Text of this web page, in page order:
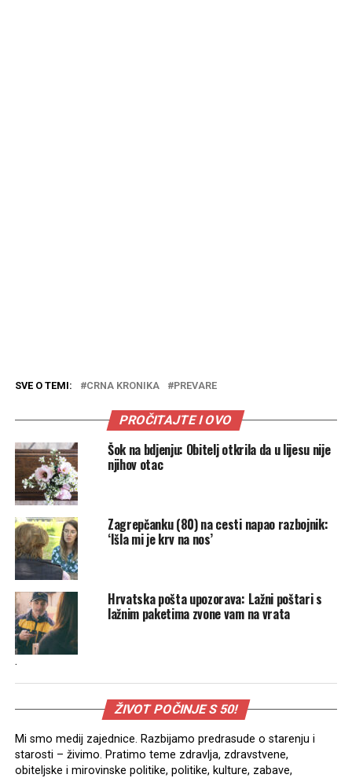
SVE O TEMI: CRNA KRONIKA PREVARE
PROČITAJTE I OVO
Šok na bdjenju: Obitelj otkrila da u lijesu nije
njihov otac
Zagrepčanku (80) na cesti napao razbojnik:
‘Išla mi je krv na nos’
Hrvatska pošta upozorava: Lažni poštari s
lažnim paketima zvone vam na vrata
.
ŽIVOT POČINJE S 50!
Mi smo medij zajednice. Razbijamo predrasude o starenju i
starosti – živimo. Pratimo teme zdravlja, zdravstvene,
obiteljske i mirovinske politike, politike, kulture, zabave,